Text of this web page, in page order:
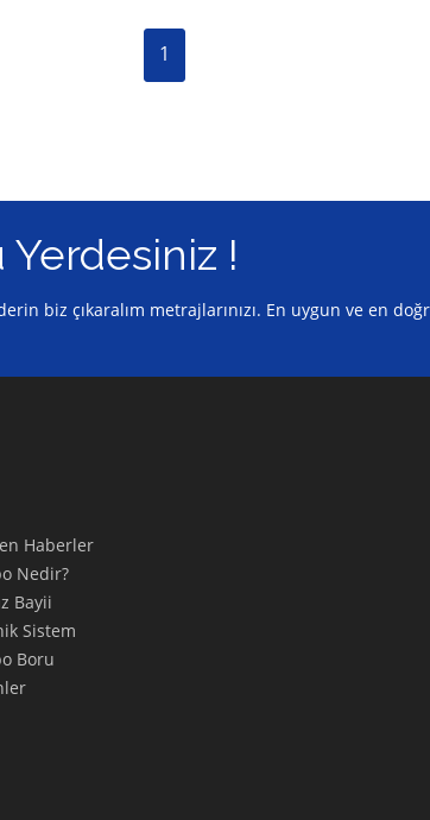
1
!
biz çıkaralım metrajlarınızı. En uygun ve en
Haberler
Nedir?
Bayii
Sistem
Boru